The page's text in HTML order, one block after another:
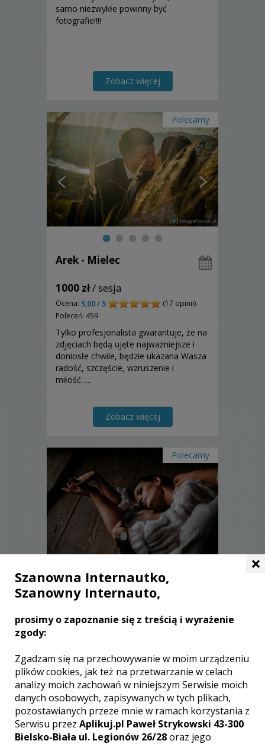
samo niezwykłe powinny być
fotografie!!!!
Zobacz więcej
Polecamy
Arek - Mielec
1000 zł/ sesja
Ocena: 5,00 / 5
(17 opinii)
Poleceń: 459
Tylko profesjonalista gwarantuje, że na
zdjęciach będą ujęte najważniejsze i
doniosłe chwile, będzie ukazana Wasza
radość, szczęście, wzruszenie i
miłość…..
Zobacz więcej
Polecamy
Łukasz - Kielce
4200 zł/ sesja
"Fotografia to kęsy czasu, które można
wziąć do ręki" - Angela Carter.
×
Szanowna Internautko,
Szanowny Internauto,
prosimy o zapoznanie się z treścią i wyrażenie
zgody:
Zgadzam się na przechowywanie w moim urządzeniu
plików cookies, jak też na przetwarzanie w celach
analizy moich zachowań w niniejszym Serwisie moich
danych osobowych, zapisywanych w tych plikach,
pozostawianych przeze mnie w ramach korzystania z
Serwisu przez Aplikuj.pl Paweł Strykowski 43-300
Bielsko-Biała ul. Legionów 26/28oraz jego